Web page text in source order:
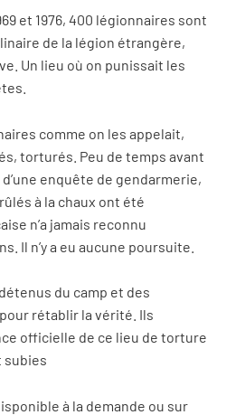
et 1976, 400 légionnaires sont
de la légion étrangère,
Un lieu où on punissait les
comme on les appelait,
torturés. Peu de temps avant
enquête de gendarmerie,
à la chaux ont été
n’a jamais reconnu
Il n’y a eu aucune poursuite.
du camp et des
rétablir la vérité. Ils
officielle de ce lieu de torture
subies
à la demande ou sur